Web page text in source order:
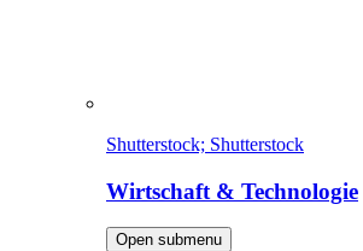
Shutterstock; Shutterstock
Wirtschaft & Technologie
Open submenu